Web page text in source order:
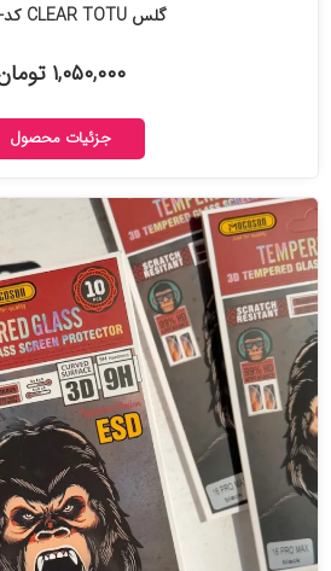
گلس CLEAR TOTU کد-۱۲۲۸۱۰
۱,۰۵۰,۰۰۰ تومان
جزئیات محصول